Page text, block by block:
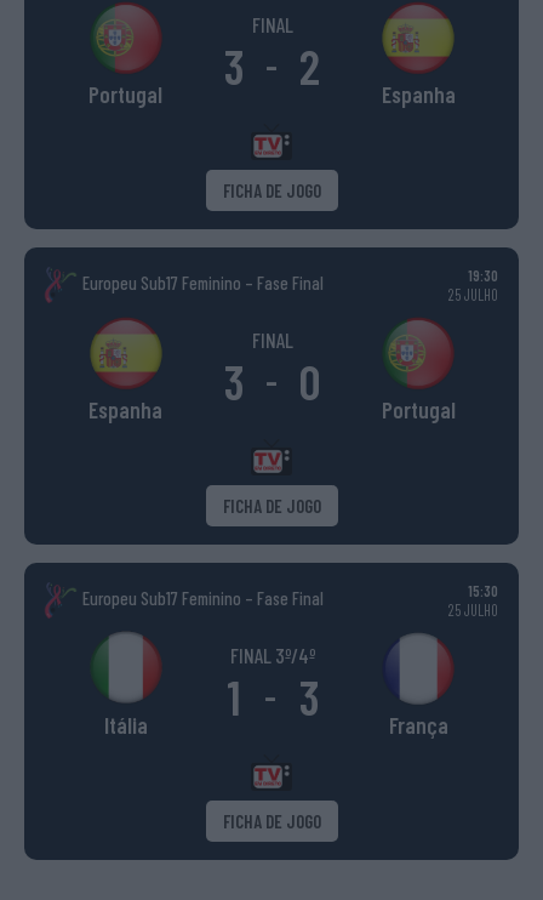
Portugal
FINAL
3 - 2 Espanha
FICHA DE JOGO
Europeu Sub17 Feminino – Fase Final
19:30
25 JULHO
Espanha
FINAL
3 - 0 Portugal
FICHA DE JOGO
Europeu Sub17 Feminino – Fase Final
15:30
25 JULHO
Itália
FINAL 3º/4º
1 - 3 França
FICHA DE JOGO